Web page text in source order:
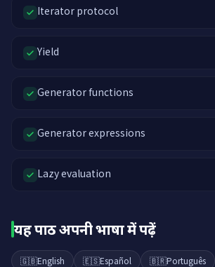
Iterator protocol
Yield
Generator functions
Generator expressions
Lazy evaluation
यह पाठ अपनी भाषा में पढ़ें
🇬🇧English 🇪🇸Español 🇧🇷Português